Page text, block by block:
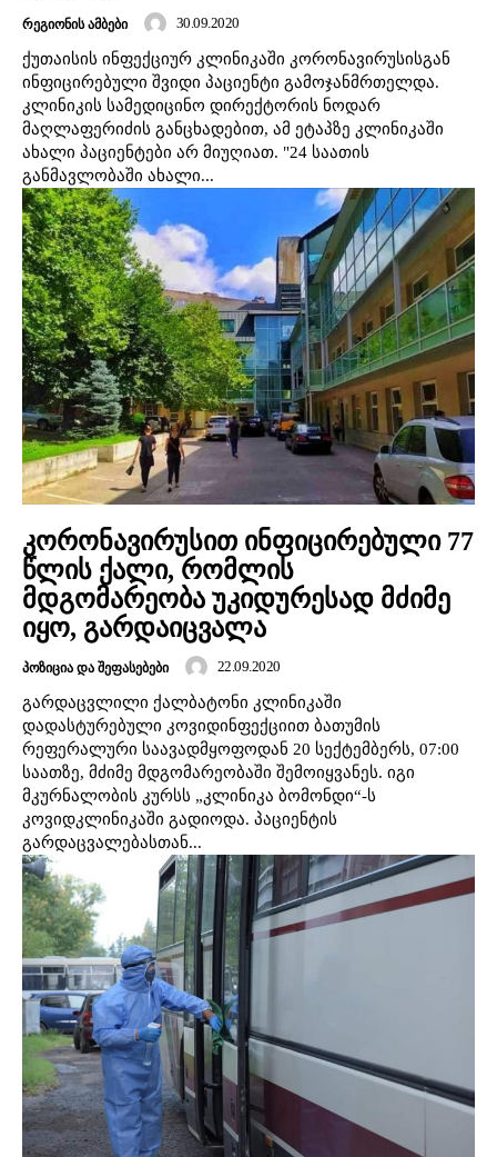
ᲠᲔᲒᲘᲝᲜᲘᲡ ᲐᲛᲑᲔᲑᲘ 30.09.2020
ქუთაისის ინფექციურ კლინიკაში კორონავირუსისგან
ინფიცირებული შვიდი პაციენტი გამოჯანმრთელდა.
კლინიკის სამედიცინო დირექტორის ნოდარ
მაღლაფერიძის განცხადებით, ამ ეტაპზე კლინიკაში
ახალი პაციენტები არ მიუღიათ. "24 საათის
განმავლობაში ახალი...
კორონავირუსით ინფიცირებული 77
წლის ქალი, რომლის
მდგომარეობა უკიდურესად მძიმე
იყო, გარდაიცვალა
ᲞᲝᲖᲘᲪᲘᲐ ᲓᲐ ᲨᲔᲤᲐᲡᲔᲑᲔᲑᲘ 22.09.2020
გარდაცვლილი ქალბატონი კლინიკაში
დადასტურებული კოვიდინფექციით ბათუმის
რეფერალური საავადმყოფოდან 20 სექტემბერს, 07:00
საათზე, მძიმე მდგომარეობაში შემოიყვანეს. იგი
მკურნალობის კურსს „კლინიკა ბომონდი“-ს
კოვიდკლინიკაში გადიოდა. პაციენტის
გარდაცვალებასთან...